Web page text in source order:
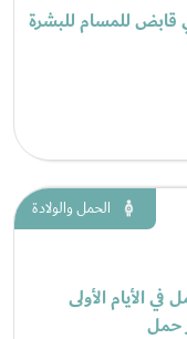
للمسام للبشرة
الحمل والولادة
الأيام الأولى
حمل